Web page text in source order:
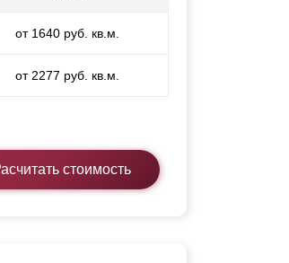
от 1640 руб. кв.м.
от 2277 руб. кв.м.
стоимость